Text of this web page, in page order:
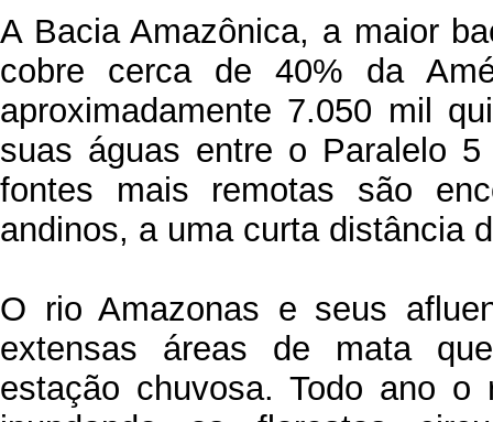
A Bacia Amazônica, a maior
cobre cerca de 40% da
aproximadamente 7.050 mil
suas águas entre o Paralelo
fontes mais remotas são
andinos, a uma curta distância
O rio Amazonas e seus
extensas áreas de mata
estação chuvosa. Todo ano